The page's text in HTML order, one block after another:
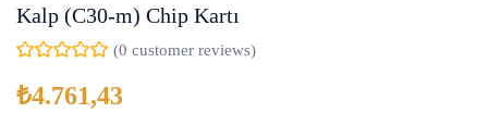
Kalp (C30-m) Chip Kartı
(0 customer reviews)
₺4.761,43